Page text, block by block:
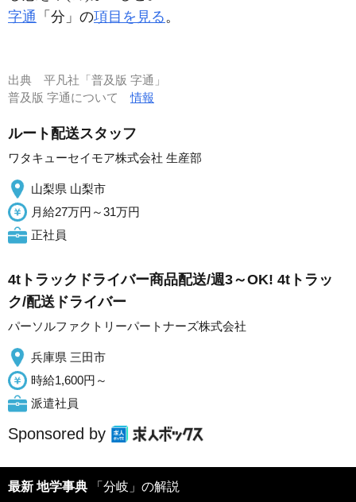
字通 「分」の項目を見る。
出典 平凡社「普及版 字通」
普及版 字通について情報
ルート配送スタッフ
ワタキューセイモア株式会社 生産部
山梨県 山梨市
月給27万円～31万円
正社員
4tトラックドライバー商品配送/週3～OK! 4tトラッ
ク/配送ドライバー
パーソルファクトリーパートナーズ株式会社
兵庫県 三田市
時給1,600円～
派遣社員
Sponsored by
最新 地学事典 「分岐」の解説